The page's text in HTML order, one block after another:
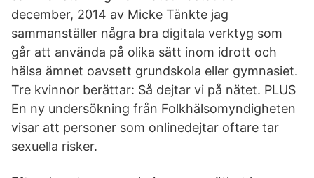
december, 2014 av Micke Tänkte jag
sammanställer några bra digitala verktyg som
går att använda på olika sätt inom idrott och
hälsa ämnet oavsett grundskola eller gymnasiet.
Tre kvinnor berättar: Så dejtar vi på nätet. PLUS
En ny undersökning från Folkhälsomyndigheten
visar att personer som onlinedejtar oftare tar
sexuella risker.